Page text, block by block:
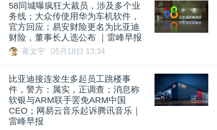
58同城曝疯狂大裁员，涉及多个业
务线；大众传使用华为车机软件，
官方回应；易安财险更名为比亚迪
财险，董事长人选公布 ｜雷峰早报
蒋文宇 05月18日 13:34
比亚迪接连发生多起员工跳楼事
件，警方：属实，正调查；消息称
软银与ARM联手罢免ARM中国
CEO；网易云音乐起诉腾讯音乐｜
雷峰早报